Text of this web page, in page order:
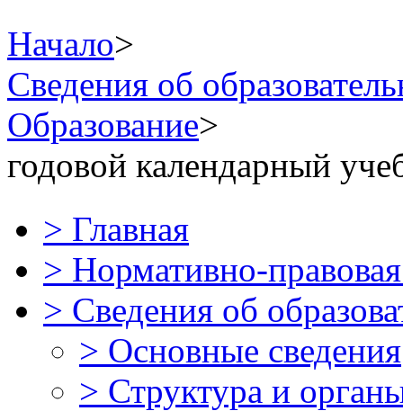
Начало>
Сведения об
Образование>
годовой календарный
> Главная
> Нормативно-
> Сведения об
> Основные сведения
> Структура и